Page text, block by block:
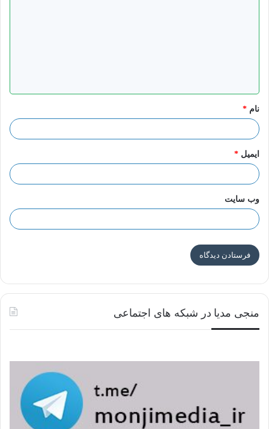
*
نام *
ایمیل *
وب‌ سایت
منجی مدیا در شبکه های اجتماعی